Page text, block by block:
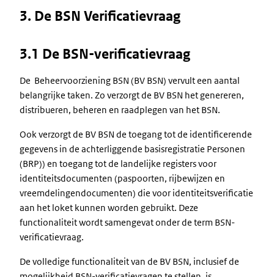
3. De BSN Verificatievraag
3.1 De BSN-verificatievraag
De Beheervoorziening BSN (BV BSN) vervult een aantal
belangrijke taken. Zo verzorgt de BV BSN het genereren,
distribueren, beheren en raadplegen van het BSN.
Ook verzorgt de BV BSN de toegang tot de identificerende
gegevens in de achterliggende basisregistratie Personen
(BRP)) en toegang tot de landelijke registers voor
identiteitsdocumenten (paspoorten, rijbewijzen en
vreemdelingendocumenten) die voor identiteitsverificatie
aan het loket kunnen worden gebruikt. Deze
functionaliteit wordt samengevat onder de term BSN-
verificatievraag.
De volledige functionaliteit van de BV BSN, inclusief de